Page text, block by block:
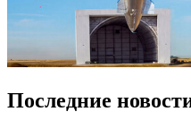
Последние